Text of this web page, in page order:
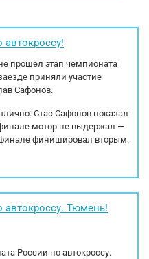
бака, объемом
ящик, тягач готов к
Характеристика:
прошёл этап чемпионата
приняли участие
Сафонов.
Стас Сафонов показал
мотор не выдержал —
финишировал вторым.
Тюмень!
России по автокроссу.